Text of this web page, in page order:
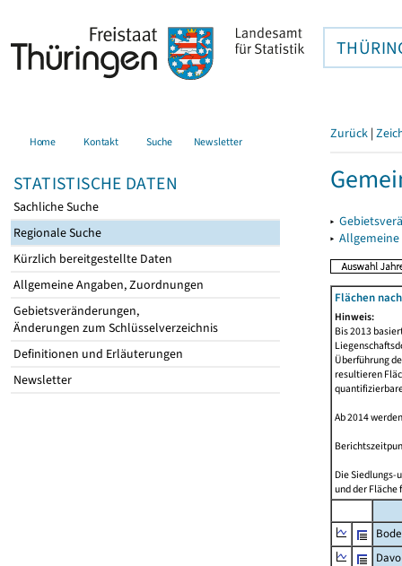
Home Kontakt Suche Newsletter
STATISTISCHE DATEN
Sachliche Suche
Regionale Suche
Kürzlich bereitgestellte Daten
Allgemeine Angaben, Zuordnungen
Gebietsveränderungen,
Änderungen zum Schlüsselverzeichnis
Definitionen und Erläuterungen
Newsletter
Zurück |
▸
▸
Flächen
Hinweis:
Bis 2013
Überführung
resultieren
Ab 2014
Die Siedlungs-
und der Fläche